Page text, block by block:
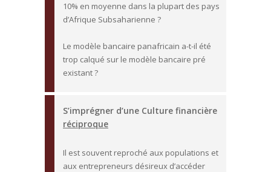
10% en moyenne dans la plupart des pays
d’Afrique Subsaharienne ?
Le modèle bancaire panafricain a-t-il été
trop calqué sur le modèle bancaire pré
existant ?
S’imprégner d’une Culture financière
réciproque
Il est souvent reproché aux populations et
aux entrepreneurs désireux d’accéder